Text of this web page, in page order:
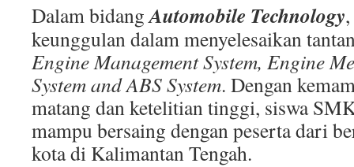
Dalam bidangAutomobile Technology
keunggulan dalam menyelesaikan
Engine Management System, Engine
System and ABS System. Dengan
matang dan ketelitian tinggi, siswa
mampu bersaing dengan peserta dari
kota di Kalimantan Tengah.